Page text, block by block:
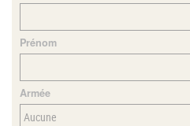
Prénom
Armée